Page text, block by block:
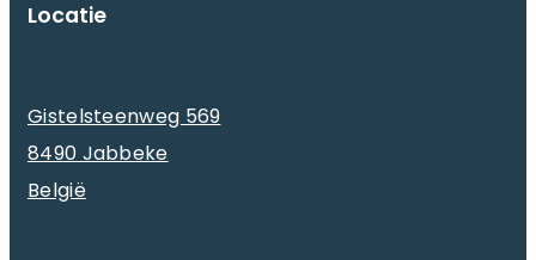
Locatie
Gistelsteenweg 569
8490 Jabbeke
België